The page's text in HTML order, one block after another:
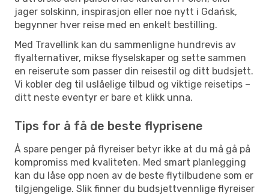
jager solskinn, inspirasjon eller noe nytt i Gdańsk,
begynner hver reise med en enkelt bestilling.
Med Travellink kan du sammenligne hundrevis av
flyalternativer, mikse flyselskaper og sette sammen
en reiserute som passer din reisestil og ditt budsjett.
Vi kobler deg til uslåelige tilbud og viktige reisetips –
ditt neste eventyr er bare et klikk unna.
Tips for å få de beste flyprisene
Å spare penger på flyreiser betyr ikke at du må gå på
kompromiss med kvaliteten. Med smart planlegging
kan du låse opp noen av de beste flytilbudene som er
tilgjengelige. Slik finner du budsjettvennlige flyreiser